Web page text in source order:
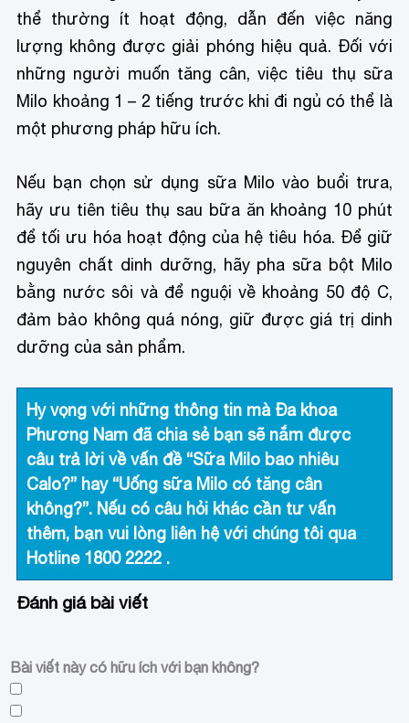
thể thường ít hoạt động, dẫn đến việc năng
lượng không được giải phóng hiệu quả. Đối với
những người muốn tăng cân, việc tiêu thụ sữa
Milo khoảng 1 – 2 tiếng trước khi đi ngủ có thể là
một phương pháp hữu ích.
Nếu bạn chọn sử dụng sữa Milo vào buổi trưa,
hãy ưu tiên tiêu thụ sau bữa ăn khoảng 10 phút
để tối ưu hóa hoạt động của hệ tiêu hóa. Để giữ
nguyên chất dinh dưỡng, hãy pha sữa bột Milo
bằng nước sôi và để nguội về khoảng 50 độ C,
đảm bảo không quá nóng, giữ được giá trị dinh
dưỡng của sản phẩm.
Hy vọng với những thông tin mà Đa khoa
Phương Nam đã chia sẻ bạn sẽ nắm được
câu trả lời về vấn đề “Sữa Milo bao nhiêu
Calo?” hay “Uống sữa Milo có tăng cân
không?”. Nếu có câu hỏi khác cần tư vấn
thêm, bạn vui lòng liên hệ với chúng tôi qua
Hotline 1800 2222 .
Đánh giá bài viết
Bài viết này có hữu ích với bạn không?